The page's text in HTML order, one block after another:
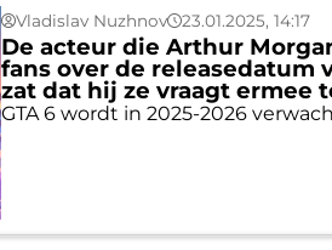
Vladislav Nuzhnov 23.01.2025, 14:17
De acteur die Arthur
fans over de releasedatum
zat dat hij ze vraagt ermee
GTA 6 wordt in 2025-2026